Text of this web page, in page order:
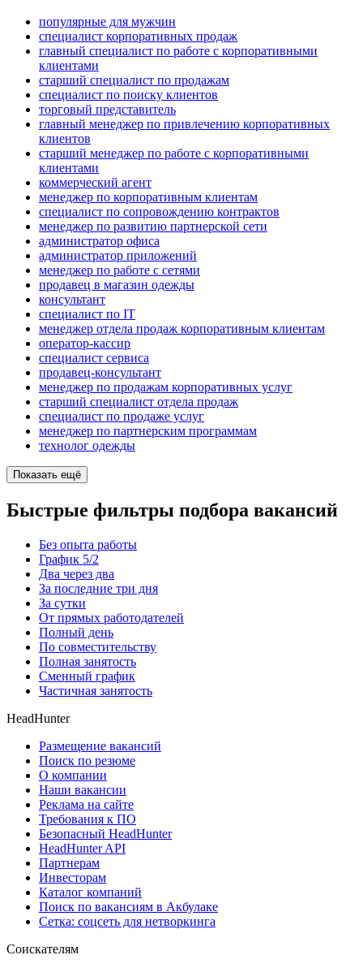
популярные для мужчин
специалист корпоративных продаж
главный специалист по работе с корпоративными
клиентами
старший специалист по продажам
специалист по поиску клиентов
торговый представитель
главный менеджер по привлечению корпоративных
клиентов
старший менеджер по работе с корпоративными
клиентами
коммерческий агент
менеджер по корпоративным клиентам
специалист по сопровождению контрактов
менеджер по развитию партнерской сети
администратор офиса
администратор приложений
менеджер по работе с сетями
продавец в магазин одежды
консультант
специалист по IT
менеджер отдела продаж корпоративным клиентам
оператор-кассир
специалист сервиса
продавец-консультант
менеджер по продажам корпоративных услуг
старший специалист отдела продаж
специалист по продаже услуг
менеджер по партнерским программам
технолог одежды
Показать ещё
Быстрые фильтры подбора вакансий
Без опыта работы
График 5/2
Два через два
За последние три дня
За сутки
От прямых работодателей
Полный день
По совместительству
Полная занятость
Сменный график
Частичная занятость
HeadHunter
Размещение вакансий
Поиск по резюме
О компании
Наши вакансии
Реклама на сайте
Требования к ПО
Безопасный HeadHunter
HeadHunter API
Партнерам
Инвесторам
Каталог компаний
Поиск по вакансиям в Акбулаке
Сетка: соцсеть для нетворкинга
Соискателям